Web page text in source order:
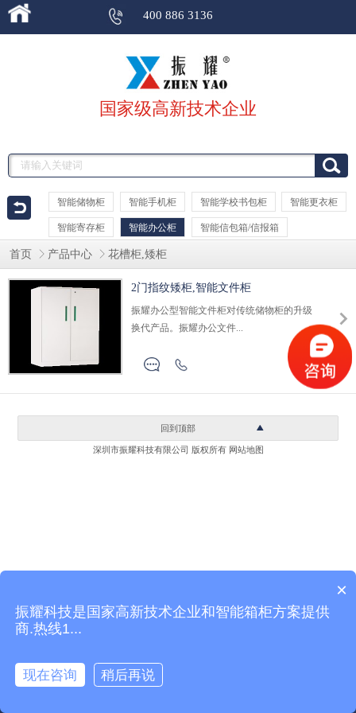
400 886 3136
国家级高新技术企业
智能储物柜 智能手机柜 智能学校书包柜 智能更衣柜
智能寄存柜 智能办公柜 智能信包箱/信报箱
智能箱柜控制系统
首页 产品中心 花槽柜,矮柜
2门指纹矮柜,智能文件柜
振耀办公型智能文件柜对传统储物柜的升级
换代产品。振耀办公文件...
回到顶部
深圳市振耀科技有限公司 版权所有 网站地图
×
振耀科技是国家高新技术企业和智能箱柜方案提供
商.热线1...
现在咨询 稍后再说